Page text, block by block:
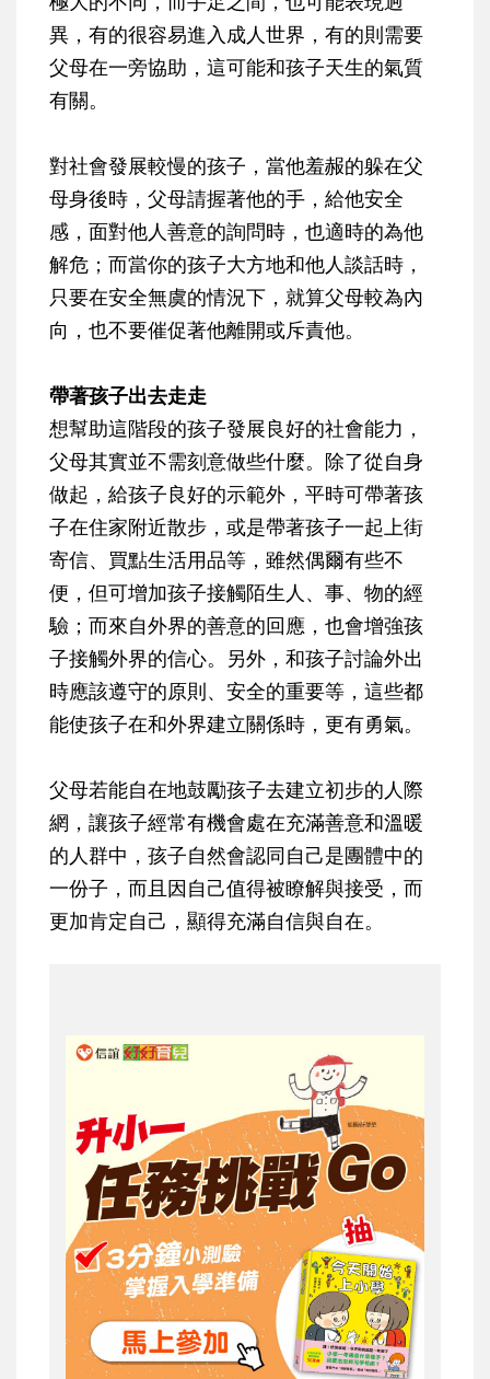
異，有的很容易進入成人世界，有的則需要
父母在一旁協助，這可能和孩子天生的氣質
有關。
對社會發展較慢的孩子，當他羞赧的躲在父
母身後時，父母請握著他的手，給他安全
感，面對他人善意的詢問時，也適時的為他
解危；而當你的孩子大方地和他人談話時，
只要在安全無虞的情況下，就算父母較為內
向，也不要催促著他離開或斥責他。
帶著孩子出去走走
想幫助這階段的孩子發展良好的社會能力，
父母其實並不需刻意做些什麼。除了從自身
做起，給孩子良好的示範外，平時可帶著孩
子在住家附近散步，或是帶著孩子一起上街
寄信、買點生活用品等，雖然偶爾有些不
便，但可增加孩子接觸陌生人、事、物的經
驗；而來自外界的善意的回應，也會增強孩
子接觸外界的信心。另外，和孩子討論外出
時應該遵守的原則、安全的重要等，這些都
能使孩子在和外界建立關係時，更有勇氣。
父母若能自在地鼓勵孩子去建立初步的人際
網，讓孩子經常有機會處在充滿善意和溫暖
的人群中，孩子自然會認同自己是團體中的
一份子，而且因自己值得被瞭解與接受，而
更加肯定自己，顯得充滿自信與自在。